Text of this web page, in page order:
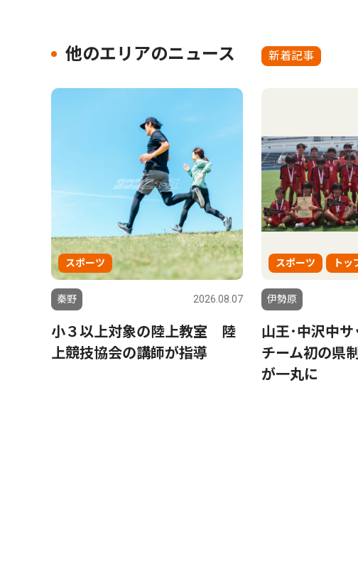
他のエリアのニュース 新着記事
スポーツ
秦野 2026.08.07
小３以上対象の陸上教室 陸
上競技協会の講師が指導
スポーツ トッ
伊勢原
山王･中沢中
チーム初の県
が一丸に